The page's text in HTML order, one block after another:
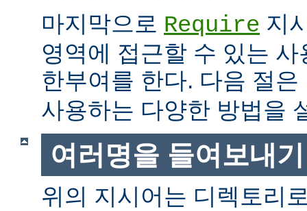
마지막으로 Require 지
영역에 접근할 수 있는
한부여를 한다. 다음 절은
사용하는 다양한 방법을
여러명을 들여보내기
위의 지시어는 디렉토리